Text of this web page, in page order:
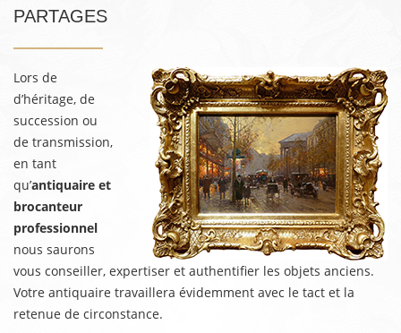
PARTAGES
Lors de
d’héritage, de
succession ou
de transmission,
en tant
qu’antiquaire et
brocanteur
professionnel
nous saurons
vous conseiller, expertiser et authentifier les objets anciens.
Votre antiquaire travaillera évidemment avec le tact et la
retenue de circonstance.